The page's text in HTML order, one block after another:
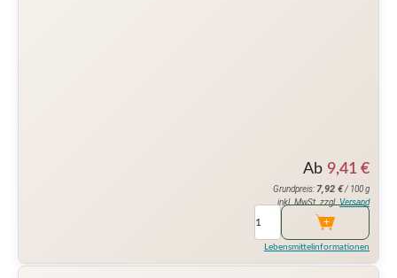
Ab 9,41 €
Grundpreis: 7,92 €/ 100 g
inkl. MwSt. zzgl. Versand
Lebensmittelinformationen